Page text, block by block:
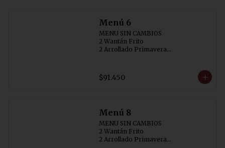
Menú 6
MENU SIN CAMBIOS
2 Wantán Frito
2 Arrollado Primavera
1 Costillar Cantonés
1 Chapsui Especial
$91.450
Menú 8
MENU SIN CAMBIOS
2 Wantán Frito
2 Arrollado Primavera